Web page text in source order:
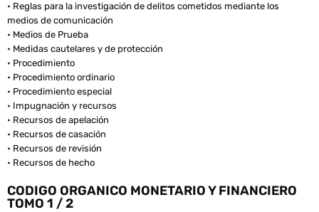
• Reglas para la investigación de delitos cometidos mediante los
medios de comunicación
• Medios de Prueba
• Medidas cautelares y de protección
• Procedimiento
• Procedimiento ordinario
• Procedimiento especial
• Impugnación y recursos
• Recursos de apelación
• Recursos de casación
• Recursos de revisión
• Recursos de hecho
CODIGO ORGANICO MONETARIO Y FINANCIERO
TOMO 1 / 2